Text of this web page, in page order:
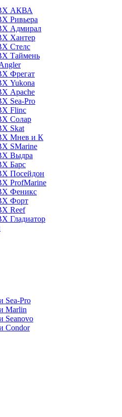
АКВА
Ривьера
Адмирал
Хантер
Стелс
Таймень
Фрегат
Yukona
Apache
Sea-Pro
Flinc
Солар
Skat
Мнев и К
SMarine
Выдра
Барс
Посейдон
ProfMarine
Феникс
Форт
Reef
Гладиатор
Sea-Pro
Marlin
Seanovo
Condor